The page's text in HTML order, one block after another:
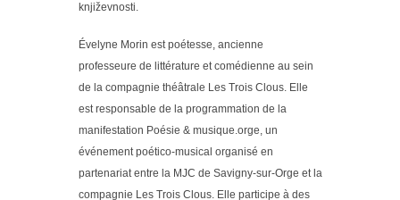
književnosti.
Évelyne Morin est poétesse, ancienne
professeure de littérature et comédienne au sein
de la compagnie théâtrale Les Trois Clous. Elle
est responsable de la programmation de la
manifestation Poésie & musique.orge, un
événement poético-musical organisé en
partenariat entre la MJC de Savigny-sur-Orge et la
compagnie Les Trois Clous. Elle participe à des